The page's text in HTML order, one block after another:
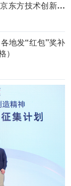
东方技术创新中
地发“红包”奖补